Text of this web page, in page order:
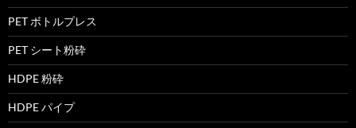
PET ボトルプレス
PET シート粉砕
HDPE 粉砕
HDPE パイプ